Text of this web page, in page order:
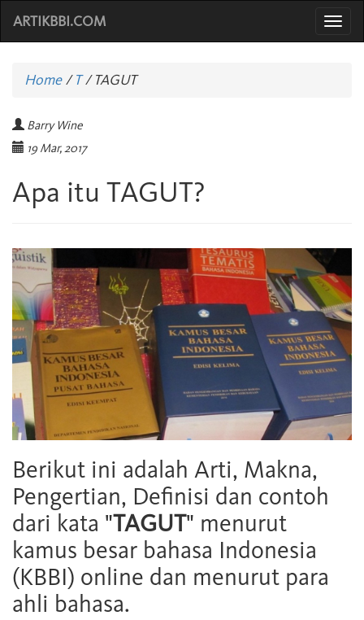
ARTIKBBI.COM
Home/T /TAGUT
Barry Wine
19 Mar, 2017
Apa itu TAGUT?
Berikut ini adalah Arti, Makna,
Pengertian, Definisi dan contoh
dari kata "TAGUT" menurut
kamus besar bahasa Indonesia
(KBBI) online dan menurut para
ahli bahasa.